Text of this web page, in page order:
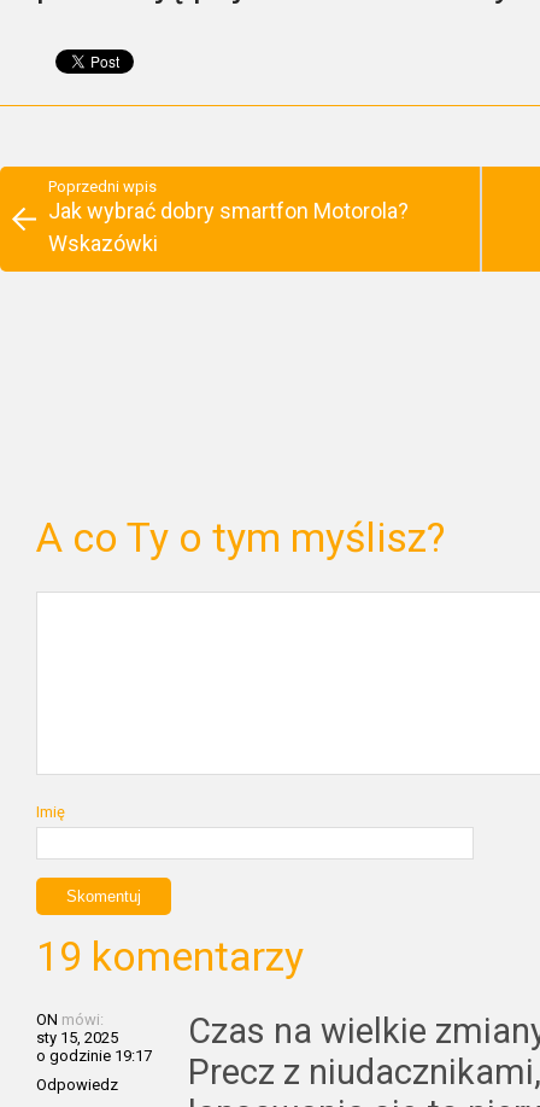
Poprzedni wpis
Jak wybrać dobry smartfon Motorola?
Wskazówki
A co Ty o tym myślisz?
Imię
19 komentarzy
ON mówi:
sty 15, 2025
o godzinie 19:17
Odpowiedz
Czas na wielkie
Precz z